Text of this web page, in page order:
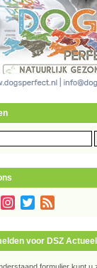
FacebookInstagram
Twitter
voor DSZ